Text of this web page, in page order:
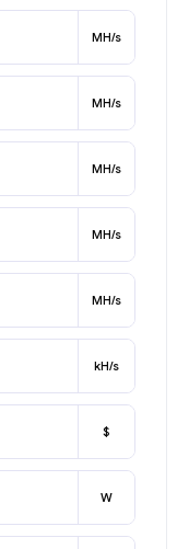
MH/s
MH/s
MH/s
MH/s
MH/s
kH/s
$
W